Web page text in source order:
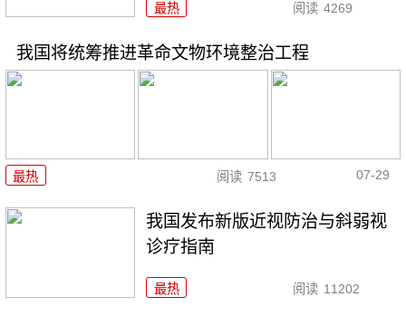
最热 阅读 4269
我国将统筹推进革命文物环境整治工程
最热 阅读 7513 07-29
我国发布新版近视防治与斜弱视
诊疗指南
最热 阅读 11202